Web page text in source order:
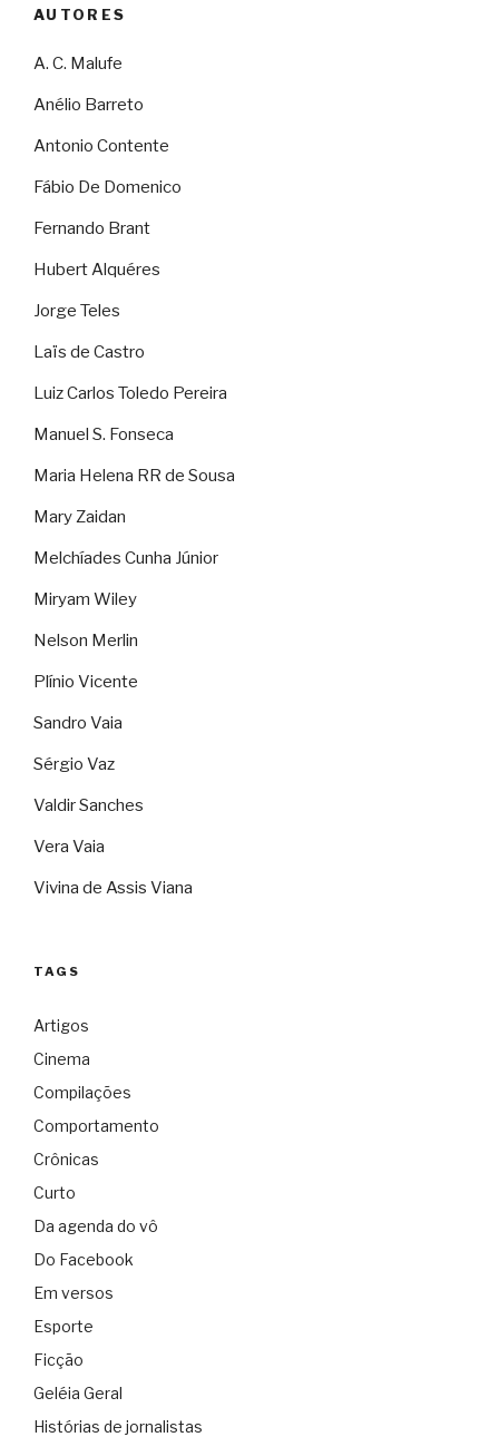
AUTORES
A. C. Malufe
Anélio Barreto
Antonio Contente
Fábio De Domenico
Fernando Brant
Hubert Alquéres
Jorge Teles
Laïs de Castro
Luiz Carlos Toledo Pereira
Manuel S. Fonseca
Maria Helena RR de Sousa
Mary Zaidan
Melchíades Cunha Júnior
Miryam Wiley
Nelson Merlin
Plínio Vicente
Sandro Vaia
Sérgio Vaz
Valdir Sanches
Vera Vaia
Vivina de Assis Viana
TAGS
Artigos
Cinema
Compilações
Comportamento
Crônicas
Curto
Da agenda do vô
Do Facebook
Em versos
Esporte
Ficção
Geléia Geral
Histórias de jornalistas